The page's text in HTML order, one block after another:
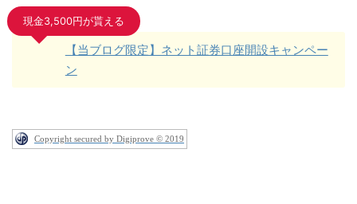
現金3,500円が貰える
【当ブログ限定】ネット証券口座開設キャンペー
ン
Copyright secured by Digiprove © 2019